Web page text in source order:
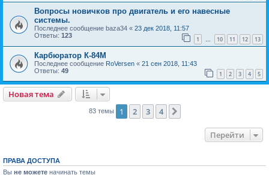
Вопросы новичков про двигатель и его навесные
системы.
Последнее сообщение baza34 « 23 дек 2018, 11:57
Ответы: 123 1 … 10 11 12 13
Карбюратор К-84М
Последнее сообщение RoVersen « 21 сен 2018, 11:43
Ответы: 49 1 2 3 4 5
Новая тема
83 темы 1 2 3 4
Перейти
ПРАВА ДОСТУПА
Вы не можете начинать темы